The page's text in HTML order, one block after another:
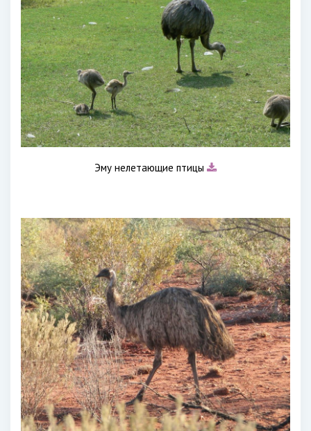
Эму нелетающие птицы